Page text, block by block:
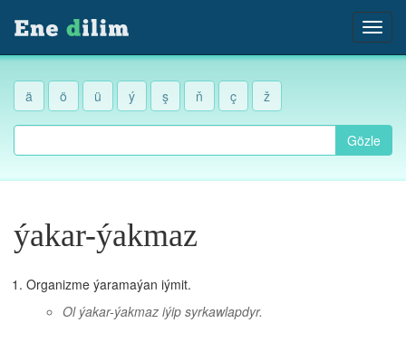
ä ö ü ý ş ň ç ž
Gözle
ýakar-ýakmaz
Organizme ýaramaýan iýmit.
Ol ýakar-ýakmaz iýip syrkawlapdyr.